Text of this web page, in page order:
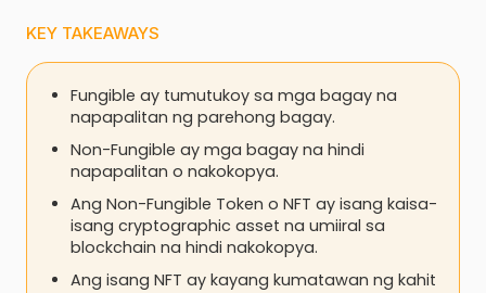
KEY TAKEAWAYS
Fungible ay tumutukoy sa mga bagay na
napapalitan ng parehong bagay.
Non-Fungible ay mga bagay na hindi
napapalitan o nakokopya.
Ang Non-Fungible Token o NFT ay isang kaisa-
isang cryptographic asset na umiiral sa
blockchain na hindi nakokopya.
Ang isang NFT ay kayang kumatawan ng kahit